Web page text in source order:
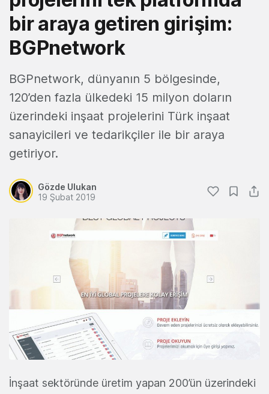
bir araya getiren girişim:
BGPnetwork
BGPnetwork, dünyanın 5 bölgesinde,
120’den fazla ülkedeki 15 milyon doların
üzerindeki inşaat projelerini Türk inşaat
sanayicileri ve tedarikçiler ile bir araya
getiriyor.
Gözde Ulukan
19 Şubat 2019
İnşaat sektöründe üretim yapan 200’ün üzerindeki